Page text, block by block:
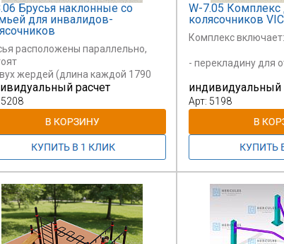
Брусья наклонные со
для инвалидов-
расположены параллельно,
жердей (длина каждой 1790
х опорных столбах (1100 и 2000
оснащены
для удобства
расчет
W-7.05
колясочников
Комплекс включает:
- перекладину для
высота от
индивидуальный
Арт: 5198